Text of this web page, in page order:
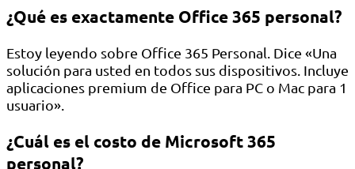
¿Qué es exactamente Office 365 personal?
Estoy leyendo sobre Office 365 Personal. Dice «Una
solución para usted en todos sus dispositivos. Incluye
aplicaciones premium de Office para PC o Mac para 1
usuario».
¿Cuál es el costo de Microsoft 365
personal?